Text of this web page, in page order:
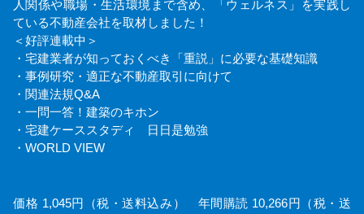
人関係や職場・生活環境まで含め、「ウェルネス」を実践し
ている不動産会社を取材しました！
＜好評連載中＞
・宅建業者が知っておくべき「重説」に必要な基礎知識
・事例研究・適正な不動産取引に向けて
・関連法規Q&A
・一問一答！建築のキホン
・宅建ケーススタディ 日日是勉強
・WORLD VIEW
価格 1,045円（税・送料込み） 年間購読 10,266円（税・送